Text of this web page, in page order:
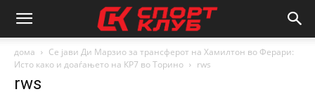
дома
Се јави Ди Марзио за трансферот на Хамилтон во Ферари:
Исто како и доаѓањето на КР7 во Торино
rws
rws